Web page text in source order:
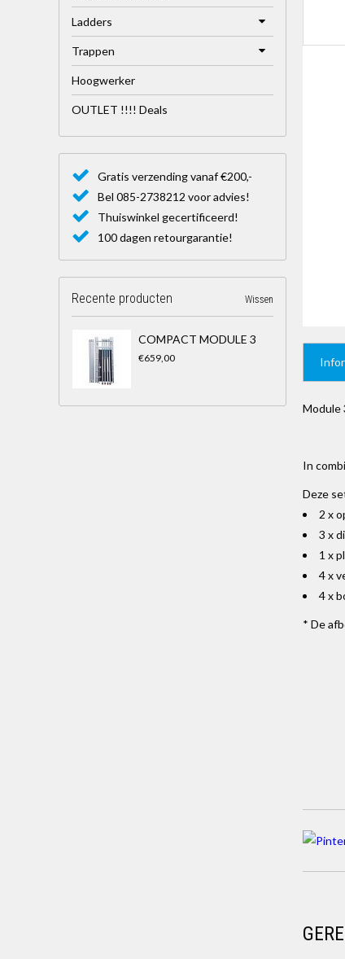
Module
In
Deze
2 x
3 x
1 x
4 x
4 x
* De
Ladders
Trappen
Hoogwerker
OUTLET !!!! Deals
Gratis verzending vanaf €200,-
Bel 085-2738212 voor advies!
Thuiswinkel gecertificeerd!
100 dagen retourgarantie!
Recente producten Wissen
COMPACT MODULE 3
€659,00